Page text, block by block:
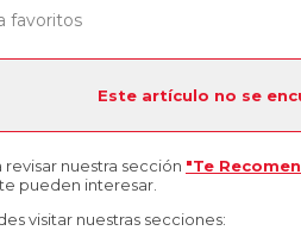
favoritos
Este artículo no se
revisar nuestra sección "Te
pueden interesar.
visitar nuestras secciones: